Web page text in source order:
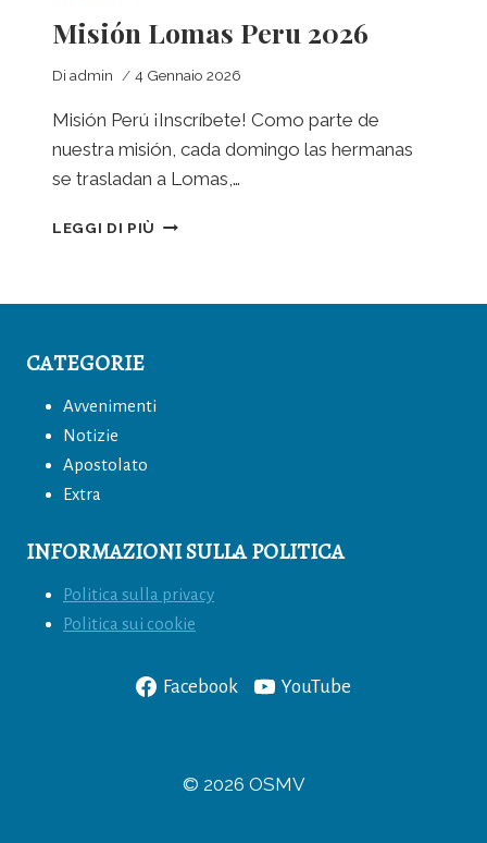
Misión Lomas Peru 2026
Di admin 4 Gennaio 2026
Misión Perú ¡Inscríbete! Como parte de
nuestra misión, cada domingo las hermanas
se trasladan a Lomas,…
LEGGI DI PIÙ
CATEGORIE
Avvenimenti
Notizie
Apostolato
Extra
INFORMAZIONI SULLA POLITICA
Politica sulla privacy
Politica sui cookie
Facebook YouTube
© 2026 OSMV